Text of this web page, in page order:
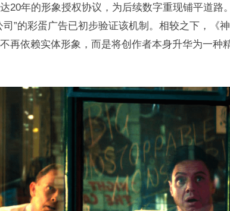
20年的形象授权协议，为后续数字重现铺平道路
司”的彩蛋广告已初步验证该机制。相较之下，《
依赖实体形象，而是将创作者本身升华为一种